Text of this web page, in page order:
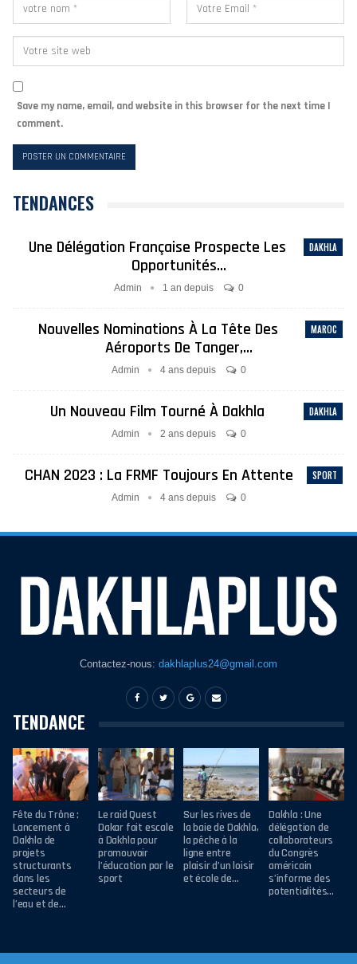
Save my name, email, and website in this browser for the next time I
comment.
TENDANCES
DAKHLA
Une Délégation Française Prospecte Les
Opportunités…
Admin 1 an depuis 0
MAROC
Nouvelles Nominations À La Tête Des
Aéroports De Tanger,…
Admin 4 ans depuis 0
DAKHLA
Un Nouveau Film Tourné À Dakhla
Admin 2 ans depuis 0
SPORT
CHAN 2023 : La FRMF Toujours En Attente
Admin 4 ans depuis 0
Contactez-nous: dakhlaplus24@gmail.com
TENDANCE
Fête du Trône :
Lancement à
Dakhla de
projets
structurants
dans les
secteurs de
l’eau et de…
Le raid Quest
Dakar fait escale
à Dakhla pour
promouvoir
l’éducation par le
sport
Sur les rives de
la baie de Dakhla,
la pêche à la
ligne entre
plaisir d’un loisir
et école de…
Dakhla : Une
délégation de
collaborateurs
du Congrès
américain
s’informe des
potentialités…